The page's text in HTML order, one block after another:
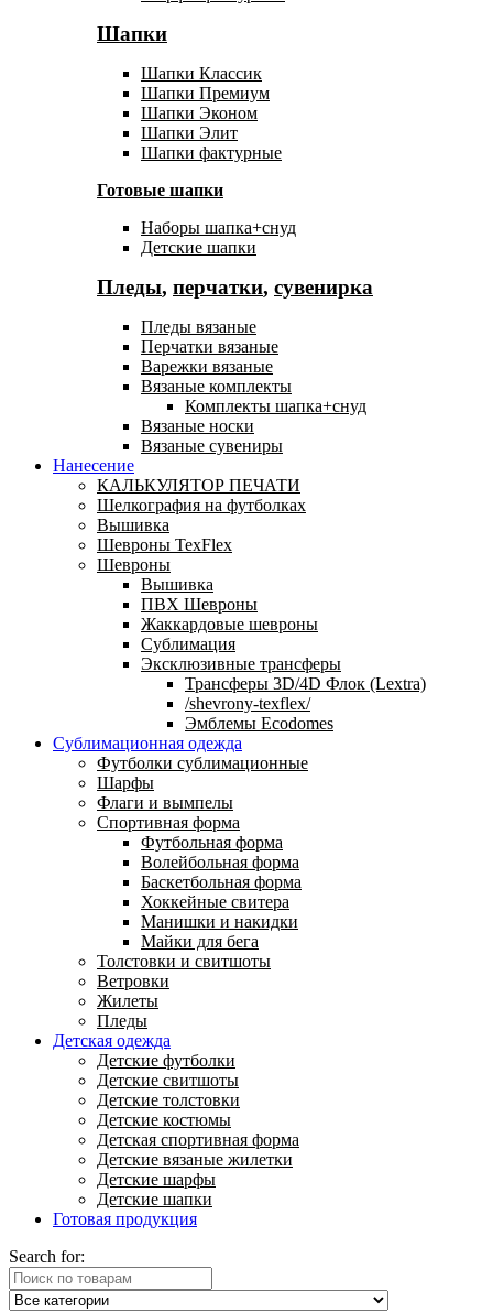
Шапки
Шапки Классик
Шапки Премиум
Шапки Эконом
Шапки Элит
Шапки фактурные
Готовые шапки
Наборы шапка+снуд
Детские шапки
Пледы, перчатки, сувенирка
Пледы вязаные
Перчатки вязаные
Варежки вязаные
Вязаные комплекты
Комплекты шапка+снуд
Вязаные носки
Вязаные сувениры
Нанесение
КАЛЬКУЛЯТОР ПЕЧАТИ
Шелкография на футболках
Вышивка
Шевроны TexFlex
Шевроны
Вышивка
ПВХ Шевроны
Жаккардовые шевроны
Сублимация
Эксклюзивные трансферы
Трансферы 3D/4D Флок (Lextra)
/shevrony-texflex/
Эмблемы Ecodomes
Сублимационная одежда
Футболки сублимационные
Шарфы
Флаги и вымпелы
Спортивная форма
Футбольная форма
Волейбольная форма
Баскетбольная форма
Хоккейные свитера
Манишки и накидки
Майки для бега
Толстовки и свитшоты
Ветровки
Жилеты
Пледы
Детская одежда
Детские футболки
Детские свитшоты
Детские толстовки
Детские костюмы
Детская спортивная форма
Детские вязаные жилетки
Детские шарфы
Детские шапки
Готовая продукция
Search for: